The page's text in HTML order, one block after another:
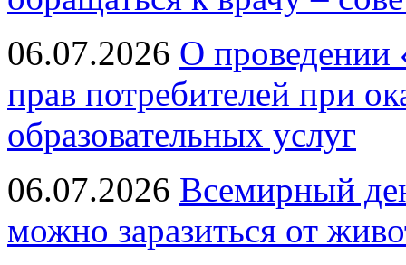
06.07.2026 О проведении
прав потребителей при
образовательных услуг
06.07.2026 Всемирный
можно заразиться от